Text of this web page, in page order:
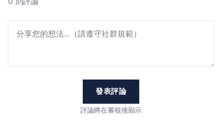
發表評論
評論將在審核後顯示